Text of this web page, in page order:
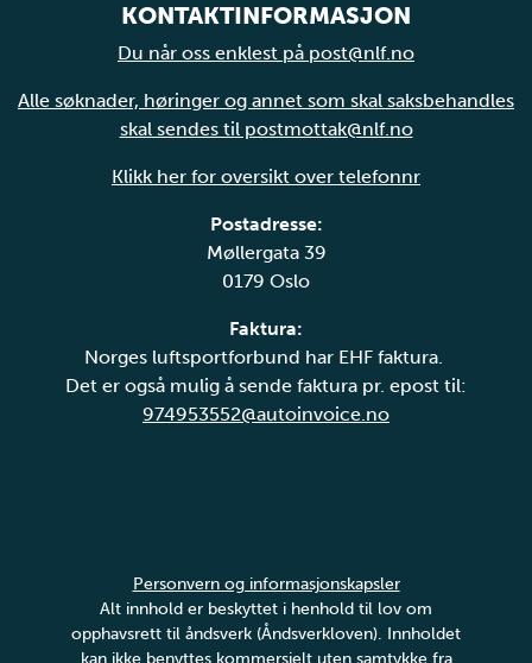
KONTAKTINFORMASJON
Du når oss enklest på post@nlf.no
Alle søknader, høringer og annet som skal saksbehandles
skal sendes til postmottak@nlf.no
Klikk her for oversikt over telefonnr
Postadresse:
Møllergata 39
0179 Oslo
Faktura:
Norges luftsportforbund har EHF faktura.
Det er også mulig å sende faktura pr. epost til:
974953552@autoinvoice.no
Personvern og informasjonskapsler
Alt innhold er beskyttet i henhold til lov om
opphavsrett til åndsverk (Åndsverkloven). Innholdet
kan ikke benyttes kommersielt uten samtykke fra